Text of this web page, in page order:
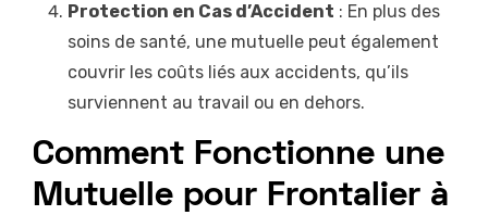
Protection en Cas d’Accident : En plus des
soins de santé, une mutuelle peut également
couvrir les coûts liés aux accidents, qu’ils
surviennent au travail ou en dehors.
Comment Fonctionne une
Mutuelle pour Frontalier à